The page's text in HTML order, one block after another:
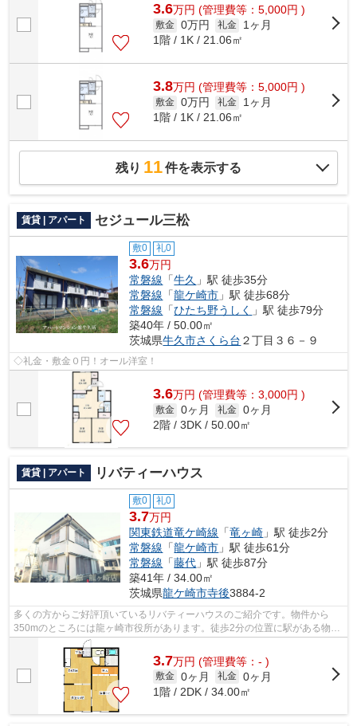
3.6万円 (管理費等：5,000円 )
敷金 0万円 礼金
1ヶ月
1階 / 1K / 21.06㎡
3.8万円 (管理費等：5,000円 )
敷金 0万円 礼金
1ヶ月
1階 / 1K / 21.06㎡
残り 11件を表示する
賃貸 | アパート セジュール三松
敷0 礼0
3.6万円
常磐線 「牛久 」駅 徒歩35分
常磐線 「龍ケ崎市 」駅 徒歩68分
常磐線 「ひたち野うしく
」駅 徒歩79分
築40年 / 50.00㎡
茨城県牛久市さくら台 ２丁目３６－９
◇礼金・敷金０円！オール洋室！
3.6万円 (管理費等：3,000円 )
敷金 0ヶ月 礼金 0ヶ月
2階 / 3DK / 50.00㎡
賃貸 | アパート リバティーハウス
敷0 礼0
3.7万円
関東鉄道竜ケ崎線 「竜ヶ崎 」駅 徒歩2分
常磐線 「龍ケ崎市 」駅 徒歩61分
常磐線 「藤代 」駅 徒歩87分
築41年 / 34.00㎡
茨城県龍ケ崎市寺後3884-2
多くの方からご好評頂いているリバティーハウスのご紹介です。物件から
350mのところには龍ヶ崎市役所があります。徒歩2分の位置に駅がある物件
です。使い勝手の良いアパートでイチオシ...
3.7万円 (管理費等：- )
敷金 0ヶ月 礼金 0ヶ月
1階 / 2DK / 34.00㎡